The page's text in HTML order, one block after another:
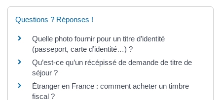
Questions ? Réponses !
Quelle photo fournir pour un titre d’identité
(passeport, carte d’identité…) ?
Qu’est-ce qu’un récépissé de demande de titre de
séjour ?
Étranger en France : comment acheter un timbre
fiscal ?